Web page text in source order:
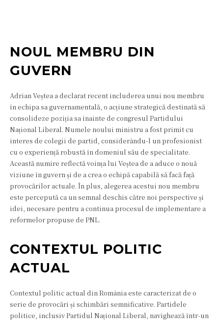
NOUL MEMBRU DIN
GUVERN
Adrian Veștea a declarat recent includerea unui nou membru
în echipa sa guvernamentală, o acțiune strategică destinată să
consolideze poziția sa înainte de congresul Partidului
Național Liberal. Numele noului ministru a fost primit cu
interes de colegii de partid, considerându-l un profesionist
cu o experiență robustă în domeniul său de specialitate.
Această numire reflectă voința lui Veștea de a aduce o nouă
viziune în guvern și de a crea o echipă capabilă să facă față
provocărilor actuale. În plus, alegerea acestui nou membru
este percepută ca un semnal deschis către noi perspective și
idei, necesare pentru a continua procesul de implementare a
reformelor propuse de PNL.
CONTEXTUL POLITIC
ACTUAL
Contextul politic actual din România este caracterizat de o
serie de provocări și schimbări semnificative. Partidele
politice, inclusiv Partidul Național Liberal, navighează într-un